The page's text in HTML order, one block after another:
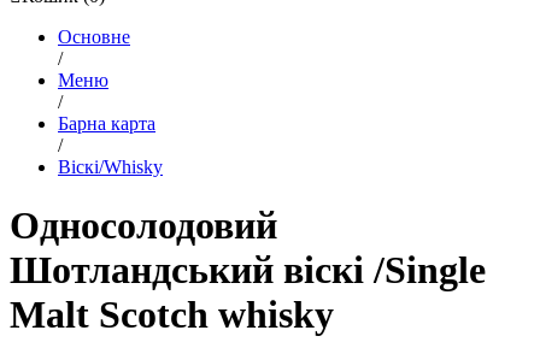
Основне
/
Меню
/
Барна карта
/
Віскі/Whisky
Односолодовий
Шотландський віскі /Single
Malt Scotch whisky